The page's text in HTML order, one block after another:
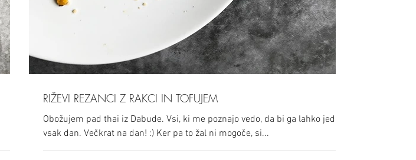
RIŽEVI REZANCI Z RAKCI IN TOFUJEM
Obožujem pad thai iz Dabude. Vsi, ki me poznajo vedo, da bi ga lahko jedla
vsak dan. Večkrat na dan! :) Ker pa to žal ni mogoče, si...